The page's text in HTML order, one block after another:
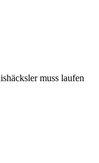
muss laufen